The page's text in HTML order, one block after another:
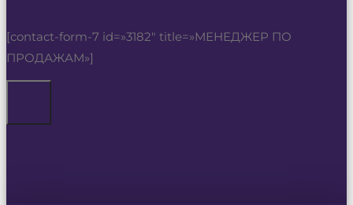
[contact-form-7 id=»3182″ title=»МЕНЕДЖЕР ПО
ПРОДАЖАМ»]